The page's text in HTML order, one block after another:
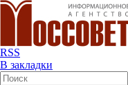
RSS
В закладки